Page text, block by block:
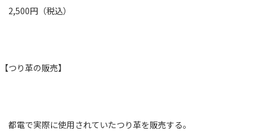
2,500円（税込）
【つり革の販売】
都電で実際に使用されていたつり革を販売する。